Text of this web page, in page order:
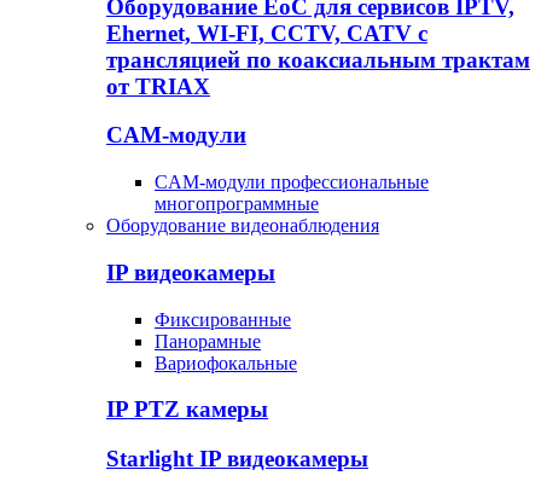
Оборудование EoC для сервисов IPTV,
Ehernet, WI-FI, CCTV, CATV c
трансляцией по коаксиальным трактам
от TRIAX
CAM-модули
CAM-модули профессиональные
многопрограммные
Оборудование видеонаблюдения
IP видеокамеры
Фиксированные
Панорамные
Вариофокальные
IP PTZ камеры
Starlight IP видеокамеры